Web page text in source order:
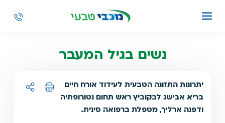
נשים בגיל המעבר
יתרונות התזונה הטבעית לעידוד אורח חיים
בריא אבישג לבקוביץ ראש תחום נטורופתיה
ודפנה ארליך, מטפלת ברפואה סינית.